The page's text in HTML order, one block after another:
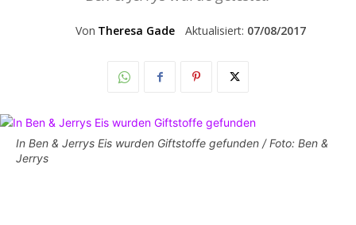
Von Theresa Gade Aktualisiert: 07/08/2017
In Ben & Jerrys Eis wurden Giftstoffe gefunden / Foto: Ben &
Jerrys